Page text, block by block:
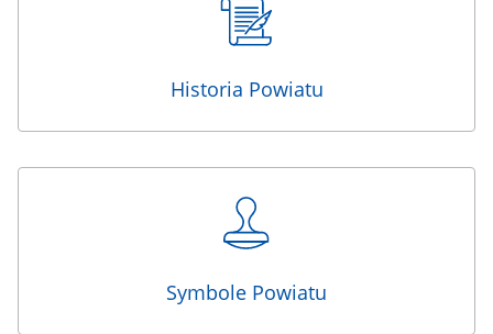
Historia Powiatu
Symbole Powiatu